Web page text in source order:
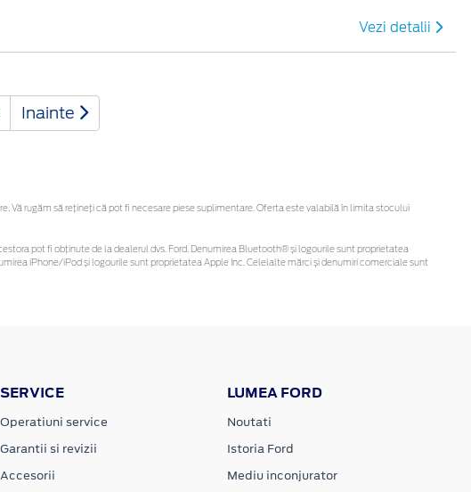
Vezi detalii
Inainte
Vă rugăm să rețineți că pot fi necesare piese suplimentare. Oferta este valabilă în limita stocului
pot fi obținute de la dealerul dvs. Ford. Denumirea Bluetooth® și logourile sunt proprietatea
iPhone/iPod și logourile sunt proprietatea Apple Inc. Celelalte mărci și denumiri comerciale sunt
SERVICE
Operatiuni service
Garantii si revizii
Accesorii
LUMEA FORD
Noutati
Istoria Ford
Mediu inconjurator